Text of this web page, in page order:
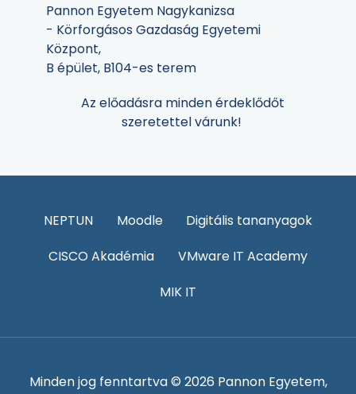
Pannon Egyetem Nagykanizsa
- Körforgásos Gazdaság Egyetemi
Központ,
B épület, B104-es terem
Az előadásra minden érdeklődőt
szeretettel várunk!
NEPTUN Moodle
Digitális tananyagok
CISCO Akadémia
VMware IT Academy
MIK IT
Minden jog fenntartva © 2026 Pannon Egyetem,